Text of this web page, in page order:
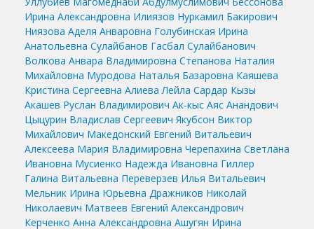
Ирина Александровна Илиязов Нуркамил Бакирович
Ниязова Аделя Анваровна Голубинская Ирина
Анатольевна Сулайбанов Гасбал Сулайбанович
Волкова Анвара Владимировна Степанова Наталия
Михайловна Муродова Наталья Базаровна Каяшева
Кристина Сергеевна Алиева Лейла Сардар Кызы
Акашев Руслан Владимирович Ак-кыс Аяс Анандович
Цыцурин Владислав Сергеевич Якубсон Виктор
Михайлович Македонский Евгений Витальевич
Алексеева Мария Владимировна Черепахина Светлана
Ивановна Мусиенко Надежда Ивановна Гиллер
Галина Витальевна Переверзев Илья Витальевич
Мельник Ирина Юрьевна Дражников Николай
Николаевич Матвеев Евгений Александрович
Керченко Анна Александровна Ашугян Ирина